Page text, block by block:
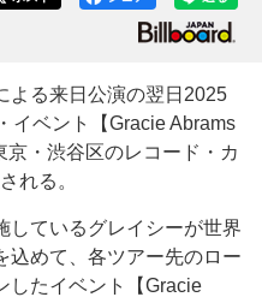
る来日公演の翌日2025
イベント【Gracie Abrams
・渋谷区のレコード・カ
れる。
ているグレイシーが世界
込めて、各ツアー先のロー
したイベント【Gracie